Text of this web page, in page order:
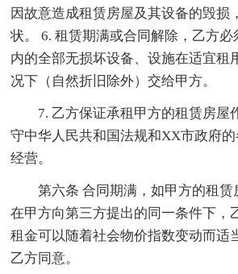
因故意造成租赁房屋及其设备的毁损
状。 6. 租赁期满或合同解除，乙方
内的全部无损坏设备、设施在适宜租
况下（自然折旧除外）交给甲方。
7. 乙方保证承租甲方的租赁房屋
守中华人民共和国法规和XX市政府
经营。
第六条 合同期满，如甲方的租赁
在甲方向第三方提出的同一条件下，
租金可以随着社会物价指数变动而适
乙方同意。